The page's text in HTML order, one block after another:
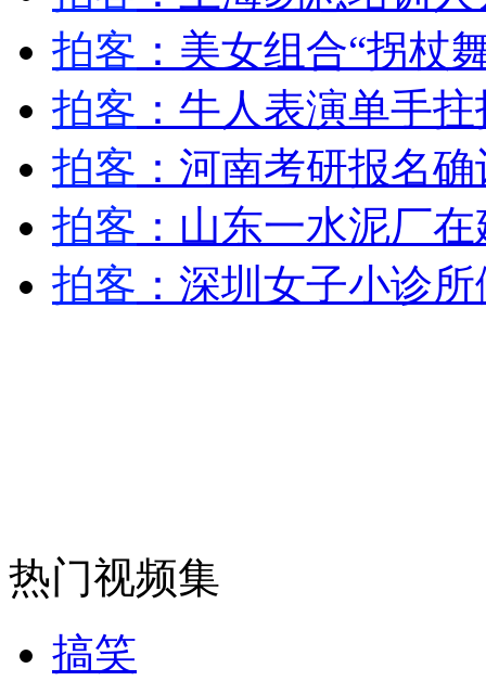
安徽一实载49人客车翻车
消防员救轻生者 花炮节热闹非凡 减压"枕头大战"
拍客 ：美女组合“拐杖
拍客 ：牛人表演单手
拍客 ：河南考研报名
拍客 ：山东一水泥厂
拍客 ：深圳女子小诊
热门视频集
搞笑